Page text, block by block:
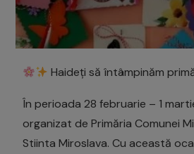
Haideți să întâmpinăm
În perioada 28 februarie – 1
organizat de Primăria Comunei
Stiinta Miroslava. Cu această